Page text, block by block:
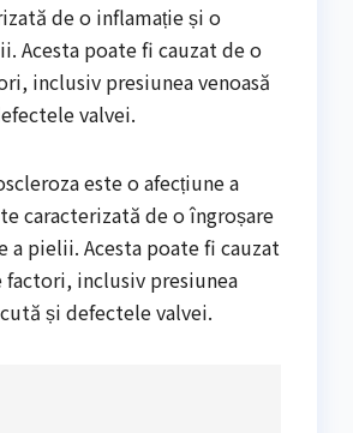
de o inflamație și o
Acesta poate fi cauzat de o
inclusiv presiunea venoasă
valvei.
este o afecțiune a
caracterizată de o îngroșare
a pielii. Acesta poate fi cauzat
factori, inclusiv presiunea
și defectele valvei.